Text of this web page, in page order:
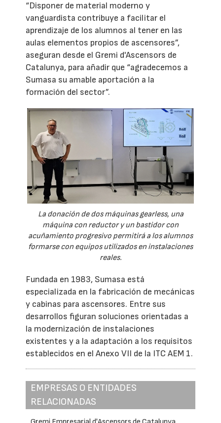
“Disponer de material moderno y
vanguardista contribuye a facilitar el
aprendizaje de los alumnos al tener en las
aulas elementos propios de ascensores”,
aseguran desde el Gremi d'Ascensors de
Catalunya, para añadir que “agradecemos a
Sumasa su amable aportación a la
formación del sector”.
La donación de dos máquinas gearless, una
máquina con reductor y un bastidor con
acuñamiento progresivo permitirá a los alumnos
formarse con equipos utilizados en instalaciones
reales.
Fundada en 1983, Sumasa está
especializada en la fabricación de mecánicas
y cabinas para ascensores. Entre sus
desarrollos figuran soluciones orientadas a
la modernización de instalaciones
existentes y a la adaptación a los requisitos
establecidos en el Anexo VII de la ITC AEM 1.
EMPRESAS O ENTIDADES
RELACIONADAS